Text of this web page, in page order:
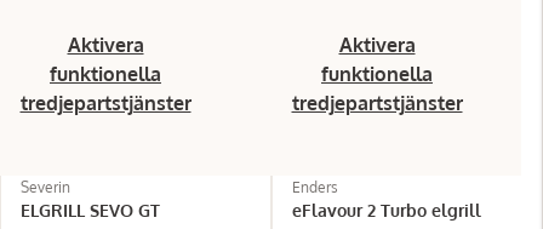
Aktivera
funktionella
tredjepartstjänster
Severin
ELGRILL SEVO GT
Aktivera
funktionella
tredjepartstjänster
Enders
eFlavour 2 Turbo elgrill